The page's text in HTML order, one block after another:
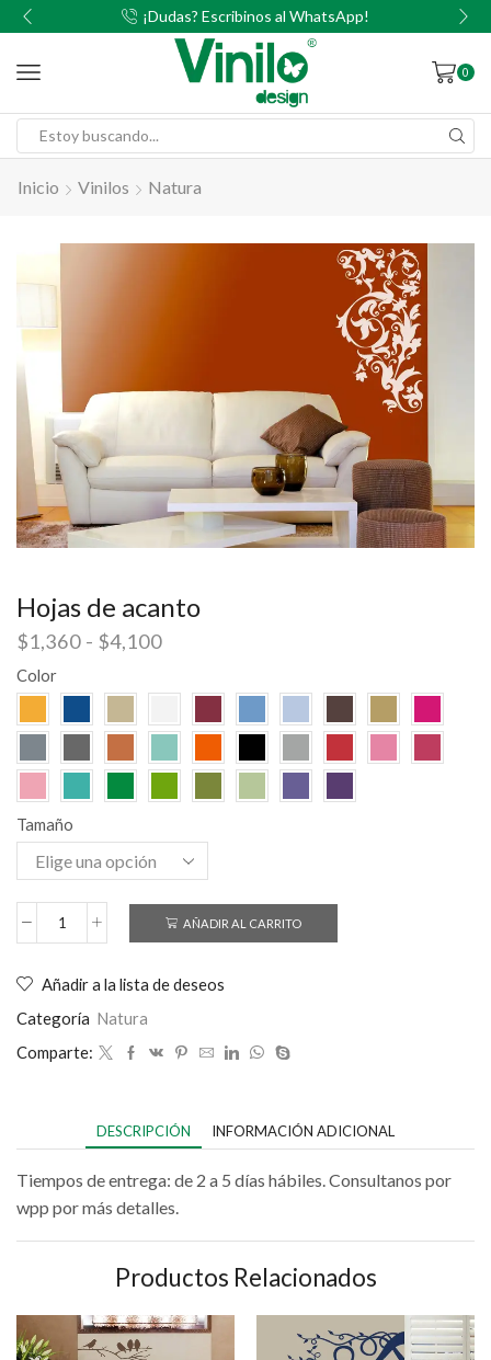
¡Dudas? Escribinos al WhatsApp!
0
Inicio Vinilos Natura
Hojas de acanto
$1,360 - $4,100
Color
Tamaño
AÑADIR AL CARRITO
Añadir a la lista de deseos
Categoría Natura
Comparte:
DESCRIPCIÓN INFORMACIÓN ADICIONAL
Tiempos de entrega: de 2 a 5 días hábiles. Consultanos por
wpp por más detalles.
Productos Relacionados